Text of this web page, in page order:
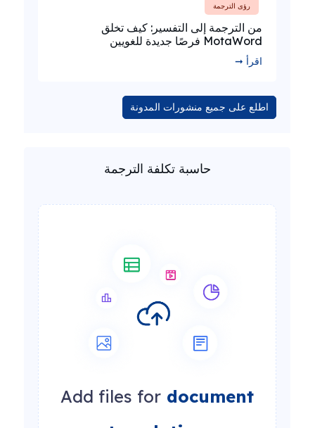
رؤى الترجمة
من الترجمة إلى التفسير: كيف تخلق
MotaWord فرصًا جديدة للغويين
اقرأ ➞
اطلع على جميع منشورات المدونة
حاسبة تكلفة الترجمة
Add files for document